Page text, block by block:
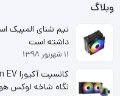
وبلاگ
تیم شنای المپیک
داشته است
۱۱ شهریور ۱۳۹۸
نگاه شاخه لوکس